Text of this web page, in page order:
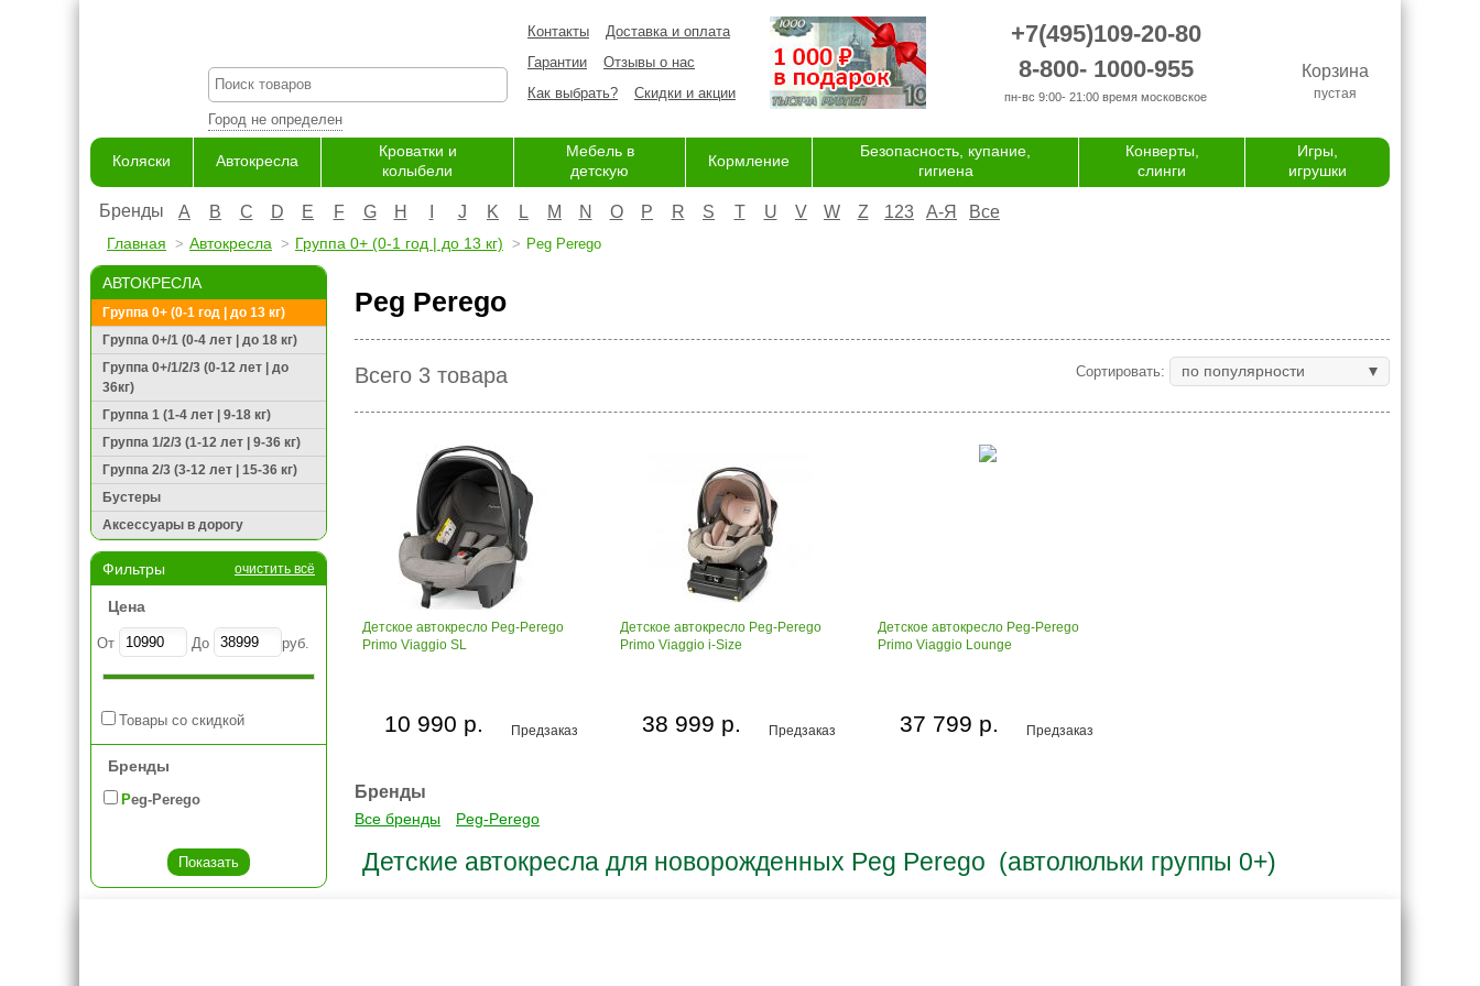
Город не определен
Контакты
Доставка и оплата
Гарантии
Отзывы о нас
Как выбрать?
Скидки и акции
+7(495)109-20-80
8-800- 1000-955
пн-вс 9:00- 21:00 время московское
Корзина
пустая
Коляски Автокресла
Кроватки и
колыбели
Мебель в
детскую
Кормление
Безопасность, купание,
гигиена
Конверты,
слинги
Игры,
игрушки
Бренды A B C D E F G H J K L M N O P R S T U V W Z 123 А-Я Все
Главная Автокресла Группа 0+ (0-1 год | до 13 кг) Peg Perego
АВТОКРЕСЛА
Группа 0+ (0-1 год | до 13 кг)
Группа 0+/1 (0-4 лет | до 18 кг)
Группа 0+/1/2/3 (0-12 лет | до
36кг)
Группа 1 (1-4 лет | 9-18 кг)
Группа 1/2/3 (1-12 лет | 9-36 кг)
Группа 2/3 (3-12 лет | 15-36 кг)
Бустеры
Аксессуары в дорогу
Фильтры очистить всё
Цена
От До руб.
Товары со скидкой
Бренды
Peg-Perego
Peg Perego
Всего 3 товара Сортировать: по популярности
Детское автокресло Peg-Perego
Primo Viaggio SL
Предзаказ
10 990 р.
Детское автокресло Peg-Perego
Primo Viaggio i-Size
Предзаказ
38 999 р.
Детское автокресло Peg-Perego
Primo Viaggio Lounge
Предзаказ
37 799 р.
Бренды
Все бренды Peg-Perego
Детские автокресла для новорожденных Peg Perego (автолюльки группы 0+)